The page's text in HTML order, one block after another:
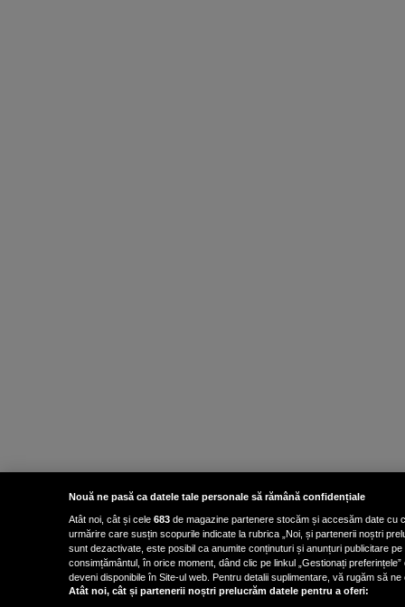
Nouă ne pasă ca datele tale personale să rămână confidențiale
Atât noi, cât și cele 683 de magazine partenere stocăm și accesăm date cu
urmărire care susțin scopurile indicate la rubrica „Noi, și partenerii noștri
sunt dezactivate, este posibil ca anumite conținuturi și anunțuri publicitare
consimțământul, în orice moment, dând clic pe linkul „Gestionați
deveni disponibile în Site-ul web. Pentru detalii suplimentare, vă rugăm să
Atât noi, cât și partenerii noștri prelucrăm datele pentru a oferi: